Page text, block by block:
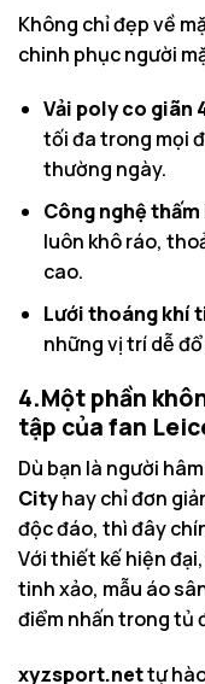
Không chỉ đẹp về
chinh phục người
Vải poly co giãn
tối đa trong mọi
thường ngày.
Công nghệ
luôn khô ráo,
cao.
Lưới thoáng khí
những vị trí dễ
4.Một phần
tập của fan
Dù bạn là người
Cityhay chỉ đơn
độc đáo, thì đây
Với thiết kế hiện
tinh xảo, mẫu áo
điểm nhấn trong tủ
xyzsport.nettự